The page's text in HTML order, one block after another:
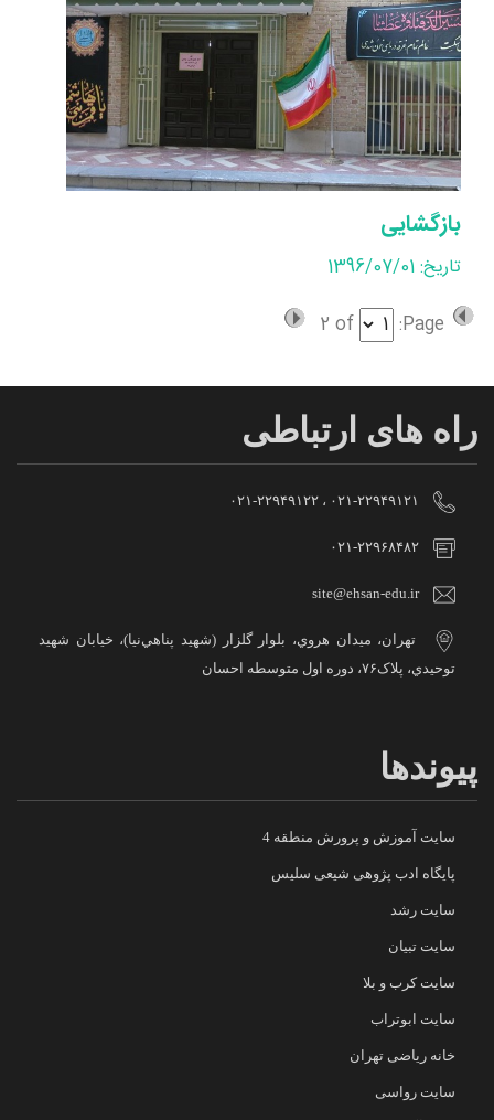
بازگشایی
تاریخ: 1396/07/01
Page:
of
2
راه های ارتباطی
۰۲۱-۲۲۹۴۹۱۲۱ ، ۰۲۱-۲۲۹۴۹۱۲۲
۰۲۱-۲۲۹۶۸۴۸۲
site@ehsan-edu.ir
تهران، ميدان هروي، بلوار گلزار (شهيد پناهي‌نيا)، خيابان شهيد
توحيدي، پلاک۷۶، دوره اول متوسطه احسان
پیوندها
سایت آموزش و پرورش منطقه 4
پایگاه ادب پژوهی شیعی سلیس
سایت رشد
سایت تبیان
سایت کرب و بلا
سایت ابوتراب
خانه ریاضی تهران
سایت رواسی